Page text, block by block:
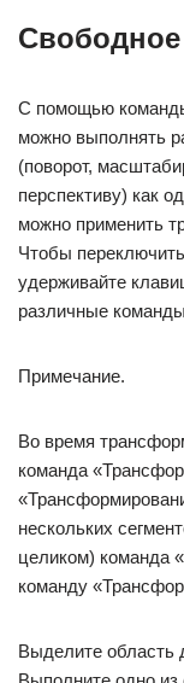
С помощью
можно выполнять
(поворот,
перспективу) как
можно применить
Чтобы
удерживайте
различные
Примечание.
Во время
команда
нескольких
целиком) команда
команду
Выделите область